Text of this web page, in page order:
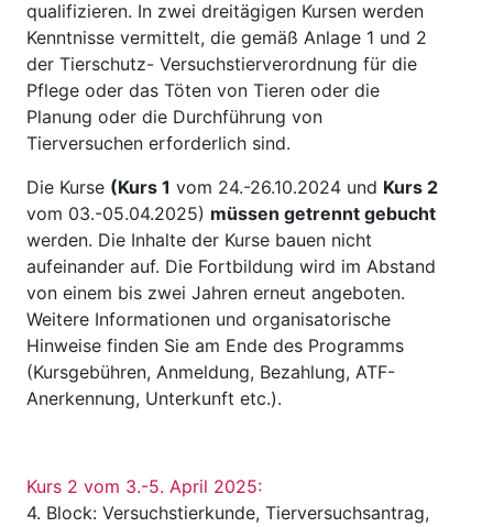
qualifizieren. In zwei dreitägigen Kursen werden
Kenntnisse vermittelt, die gemäß Anlage 1 und 2
der Tierschutz- Versuchstierverordnung für die
Pflege oder das Töten von Tieren oder die
Planung oder die Durchführung von
Tierversuchen erforderlich sind.
Die Kurse (Kurs 1 vom 24.-26.10.2024 und Kurs 2
vom 03.-05.04.2025) müssen getrennt gebucht
werden. Die Inhalte der Kurse bauen nicht
aufeinander auf. Die Fortbildung wird im Abstand
von einem bis zwei Jahren erneut angeboten.
Weitere Informationen und organisatorische
Hinweise finden Sie am Ende des Programms
(Kursgebühren, Anmeldung, Bezahlung, ATF-
Anerkennung, Unterkunft etc.).
Kurs 2 vom 3.-5. April 2025:
4. Block: Versuchstierkunde, Tierversuchsantrag,